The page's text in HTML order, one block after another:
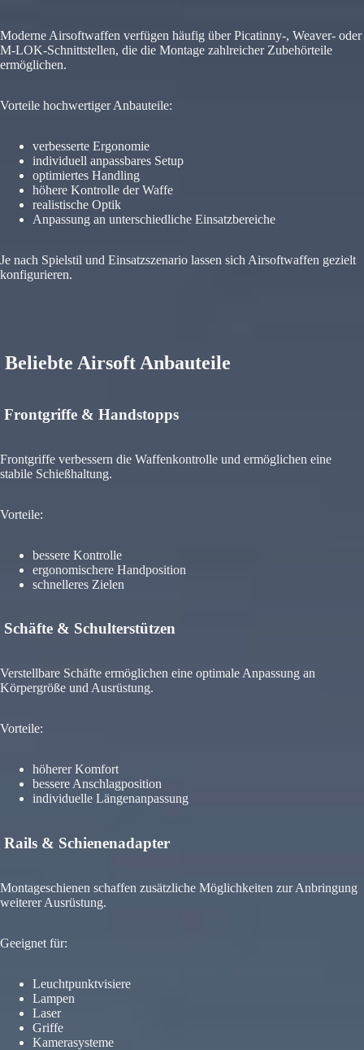
Moderne Airsoftwaffen verfügen häufig über Picatinny-, Weaver- oder
M-LOK-Schnittstellen, die die Montage zahlreicher Zubehörteile
ermöglichen.
Vorteile hochwertiger Anbauteile:
verbesserte Ergonomie
individuell anpassbares Setup
optimiertes Handling
höhere Kontrolle der Waffe
realistische Optik
Anpassung an unterschiedliche Einsatzbereiche
Je nach Spielstil und Einsatzszenario lassen sich Airsoftwaffen gezielt
konfigurieren.
Beliebte Airsoft Anbauteile
Frontgriffe & Handstopps
Frontgriffe verbessern die Waffenkontrolle und ermöglichen eine
stabile Schießhaltung.
Vorteile:
bessere Kontrolle
ergonomischere Handposition
schnelleres Zielen
Schäfte & Schulterstützen
Verstellbare Schäfte ermöglichen eine optimale Anpassung an
Körpergröße und Ausrüstung.
Vorteile:
höherer Komfort
bessere Anschlagposition
individuelle Längenanpassung
Rails & Schienenadapter
Montageschienen schaffen zusätzliche Möglichkeiten zur Anbringung
weiterer Ausrüstung.
Geeignet für:
Leuchtpunktvisiere
Lampen
Laser
Griffe
Kamerasysteme